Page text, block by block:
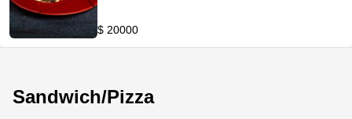
$ 20000
Sandwich/Pizza